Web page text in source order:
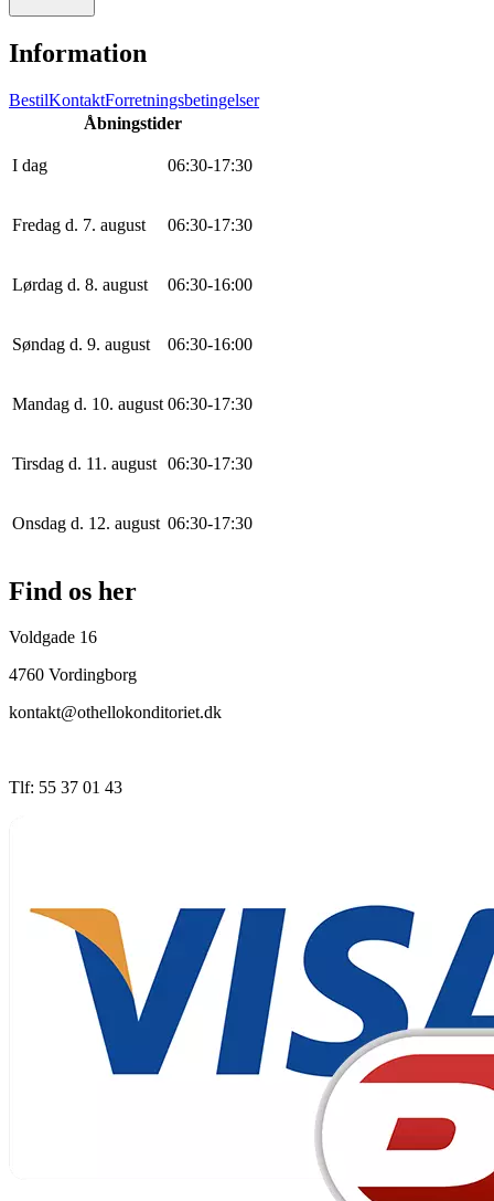
Information
BestilKontaktForretningsbetingelser
Åbningstider
I dag 06:30-17:30
Fredag d. 7. august 06:30-17:30
Lørdag d. 8. august 06:30-16:00
Søndag d. 9. august 06:30-16:00
Mandag d. 10. august 06:30-17:30
Tirsdag d. 11. august 06:30-17:30
Onsdag d. 12. august 06:30-17:30
Find os her
Voldgade 16
4760 Vordingborg
kontakt@othellokonditoriet.dk
Tlf: 55 37 01 43